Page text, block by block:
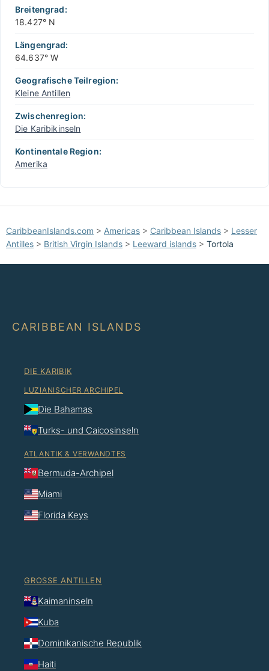
−
Breitengrad:
18.427° N
Längengrad:
64.637° W
Geografische Teilregion:
Kleine Antillen
Zwischenregion:
Die Karibikinseln
Kontinentale Region:
Amerika
CaribbeanIslands.com > Americas > Caribbean Islands > Lesser
Antilles > British Virgin Islands > Leeward islands > Tortola
CARIBBEAN ISLANDS
DIE KARIBIK
LUZIANISCHER ARCHIPEL
Die Bahamas
Turks- und Caicosinseln
ATLANTIK & VERWANDTES
Bermuda-Archipel
Miami
Florida Keys
GROSSE ANTILLEN
Kaimaninseln
Kuba
Dominikanische Republik
Haiti